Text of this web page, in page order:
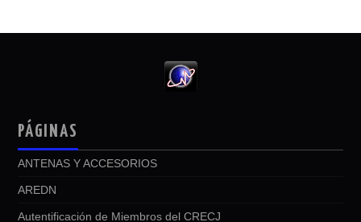
PÁGINAS
ANTENAS Y ACCESORIOS
AREDN
Autentificación de Miembros del CRECJ